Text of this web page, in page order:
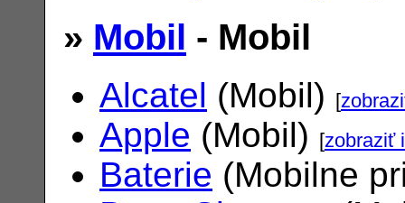
» Mobil - Mobil
Alcatel (Mobil) [
Apple (Mobil) [zobraziť
Baterie (Mobilne